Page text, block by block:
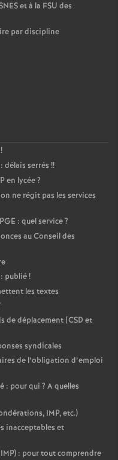
et à la FSU des
par discipline
!
délais serrés !!
en lycée?
ne régit pas les services
: quel service?
au Conseil des
publié!
les textes
de déplacement (CSD et
syndicales
de l’obligation d’emploi
: pour qui ? A quelles
IMP, etc.)
inacceptables et
: pour tout comprendre